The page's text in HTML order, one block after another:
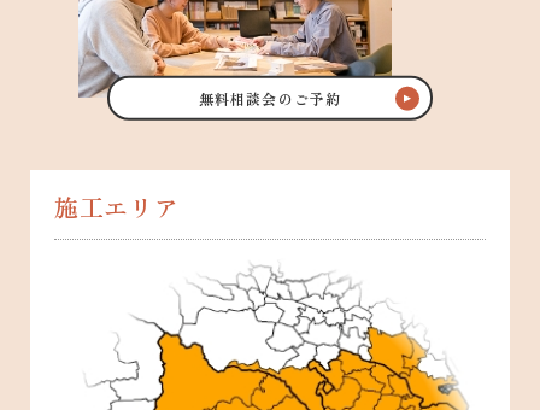
無料相談会のご予約
施工エリア